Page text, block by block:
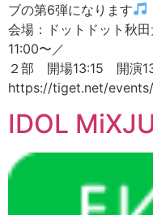
ブの第6弾になります
会場：ドットドット秋
11:00〜／
２部 開場13:15 開演
https://tiget.net/
IDOL